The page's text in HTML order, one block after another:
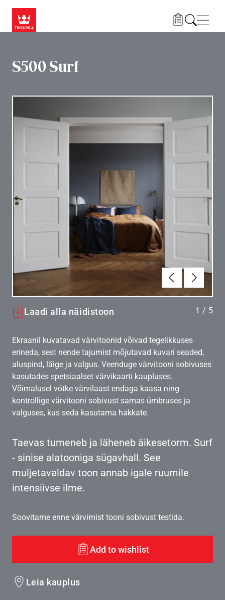
S500 Surf
Eelmine
Laadi alla näidistoon 1 / 5
Ekraanil kuvatavad värvitoonid võivad tegelikkuses
erineda, sest nende tajumist mõjutavad kuvari seaded,
aluspind, läige ja valgus. Veenduge värvitooni sobivuses
kasutades spetsiaalset värvikaarti kaupluses.
Võimalusel võtke värvilaast endaga kaasa ning
kontrollige värvitooni sobivust samas ümbruses ja
valguses, kus seda kasutama hakkate.
Taevas tumeneb ja läheneb äikesetorm. Surf
- sinise alatooniga sügavhall. See
muljetavaldav toon annab igale ruumile
intensiivse ilme.
Soovitame enne värvimist tooni sobivust testida.
Add to wishlist
Leia kauplus